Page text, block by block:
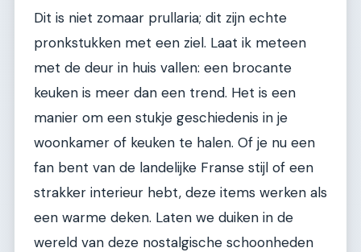
Dit is niet zomaar prullaria; dit zijn echte
pronkstukken met een ziel. Laat ik meteen
met de deur in huis vallen: een brocante
keuken is meer dan een trend. Het is een
manier om een stukje geschiedenis in je
woonkamer of keuken te halen. Of je nu een
fan bent van de landelijke Franse stijl of een
strakker interieur hebt, deze items werken als
een warme deken. Laten we duiken in de
wereld van deze nostalgische schoonheden